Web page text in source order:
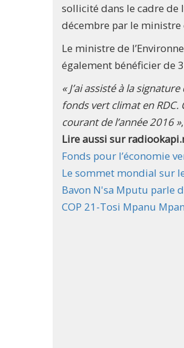
sollicité dans le cadre de
décembre par le ministre
Le ministre de
également bénéficier de
« J’ai assisté à la
fonds vert climat en
courant de l’année 2016 »
Lire aussi sur
Fonds pour l’économie
Le sommet mondial sur
Bavon N'sa Mputu parle
COP 21-Tosi Mpanu